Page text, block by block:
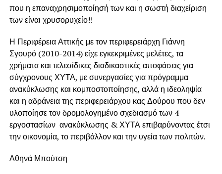
που η επαναχρησιμοποίησή των και η σωστή διαχείριση
των είναι χρυσορυχείο!!
Η Περιφέρεια Αττικής με τον περιφερειάρχη Γιάννη
Σγουρό (2010-2014) είχε εγκεκριμένες μελέτες, τα
χρήματα και τελεσίδικες διαδικαστικές αποφάσεις για
σύγχρονους ΧΥΤΑ, με συνεργασίες για πρόγραμμα
ανακύκλωσης και κομποστοποίησης, αλλά η ιδεοληψία
και η αδράνεια της περιφερειάρχου κας Δούρου που δεν
υλοποίησε τον δρομολογημένο σχεδιασμό των 4
εργοστασίων ανακύκλωσης & ΧΥΤΑ επιβαρύνοντας έτσι
την οικονομία, το περιβάλλον και την υγεία των πολιτών.
Αθηνά Μπούτση